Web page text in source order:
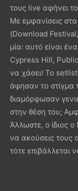
τους live αφήνει
Με εμφανίσεις
(Download
μία: αυτό είναι
Cypress Hill,
να χάσει! Το
άφησαν το στίγμα
διαμόρφωσαν
στην θέση του;
Άλλωστε, ο ίδιος
να ακούσεις τους
τότε επιβάλλεται